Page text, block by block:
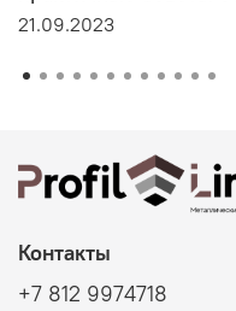
21.09.2023
Контакты
+7 812 9974718